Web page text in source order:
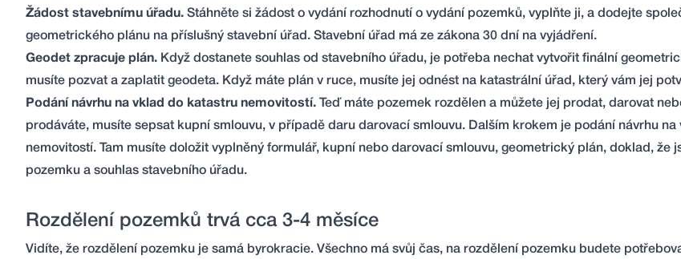
Žádost stavebnímu úřadu. Stáhněte si žádost o vydání rozhodnutí o vydání pozemků, vyplňte ji, a dodejte
geometrického plánu na příslušný stavební úřad. Stavební úřad má ze zákona 30 dní na vyjádření.
Geodet zpracuje plán. Když dostanete souhlas od stavebního úřadu, je potřeba nechat vytvořit finální
musíte pozvat a zaplatit geodeta. Když máte plán v ruce, musíte jej odnést na katastrální úřad, který vám jej
Podání návrhu na vklad do katastru nemovitostí. Teď máte pozemek rozdělen a můžete jej prodat, darovat
prodáváte, musíte sepsat kupní smlouvu, v případě daru darovací smlouvu. Dalším krokem je podání návrhu
nemovitostí. Tam musíte doložit vyplněný formulář, kupní nebo darovací smlouvu, geometrický plán, doklad, že
pozemku a souhlas stavebního úřadu.
Rozdělení pozemků trvá cca 3-4 měsíce
Vidíte, že rozdělení pozemku je samá byrokracie. Všechno má svůj čas, na rozdělení pozemku budete